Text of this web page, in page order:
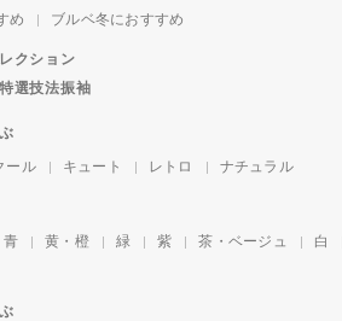
め
ブルベ冬におすすめ
クション
選技法振袖
ール キュート レトロ ナチュラル
青 黄・橙 緑 紫 茶・ベージュ
白